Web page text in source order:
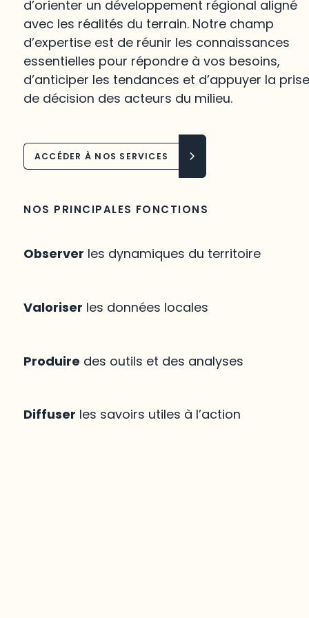
d’orienter un développement régional aligné
avec les réalités du terrain. Notre champ
d’expertise est de réunir les connaissances
essentielles pour répondre à vos besoins,
d’anticiper les tendances et d’appuyer la
de décision des acteurs du milieu.
ACCÉDER À NOS SERVICES
NOS PRINCIPALES FONCTIONS
Observer les dynamiques du territoire
Valoriser les données locales
Produire des outils et des analyses
Diffuser les savoirs utiles à l’action